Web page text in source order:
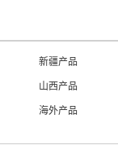
新疆产品
山西产品
海外产品